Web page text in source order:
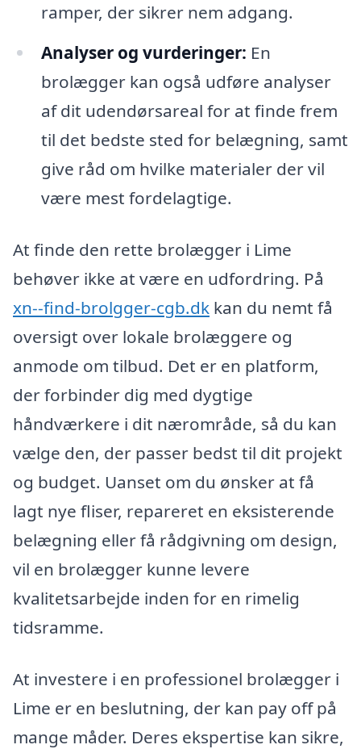
ramper, der sikrer nem adgang.
Analyser og vurderinger: En
brolægger kan også udføre analyser
af dit udendørsareal for at finde frem
til det bedste sted for belægning, samt
give råd om hvilke materialer der vil
være mest fordelagtige.
At finde den rette brolægger i Lime
behøver ikke at være en udfordring. På
xn--find-brolgger-cgb.dk kan du nemt få
oversigt over lokale brolæggere og
anmode om tilbud. Det er en platform,
der forbinder dig med dygtige
håndværkere i dit nærområde, så du kan
vælge den, der passer bedst til dit projekt
og budget. Uanset om du ønsker at få
lagt nye fliser, repareret en eksisterende
belægning eller få rådgivning om design,
vil en brolægger kunne levere
kvalitetsarbejde inden for en rimelig
tidsramme.
At investere i en professionel brolægger i
Lime er en beslutning, der kan pay off på
mange måder. Deres ekspertise kan sikre,